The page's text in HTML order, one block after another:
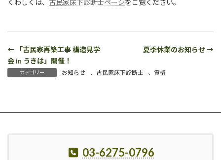
くわしくは、 古民家床下診断士ページをご覧ください。
← 「古民家再築工事 構造見学
会 in うきは」開催！
夏季休業のお知らせ →
カテゴリー お知らせ 、 古民家床下診断士 、資格
03-6275-0796